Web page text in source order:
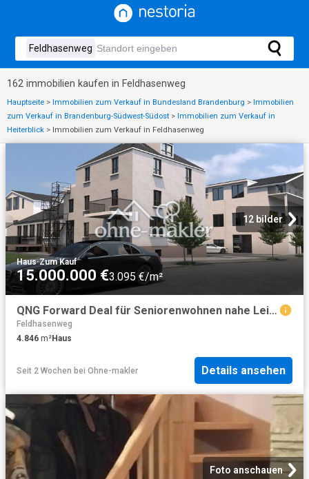
162 immobilien kaufen in Feldhasenweg
Hauptseite > Immobilien zum Verkauf in Bundesland Brandenburg > Immobilien
zum Verkauf in Brandenburg-Südwest-Südost > Immobilien zum Verkauf in
Heiterblick > Immobilien zum Verkauf in Feldhasenweg
12 bilder
Haus·Zum Kauf
15.000.000 €3.095 €/m²
QNG Forward Deal für Seniorenwohnen nahe Leipzig – Vermittler gesucht
Feldhasenweg
4.846 m²Haus
Seit 2 Wochen bei Ohne-makler Details ansehen
Foto anschauen